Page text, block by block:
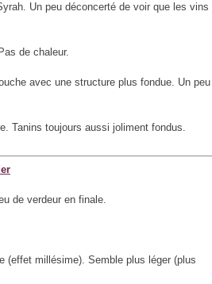
Un peu déconcerté de voir que les vins
de chaleur.
avec une structure plus fondue. Un peu
Tanins toujours aussi joliment fondus.
de verdeur en finale.
(effet millésime). Semble plus léger (plus